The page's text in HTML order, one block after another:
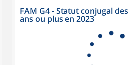
FAM G4 - Statut conjugal
ans ou plus en 2023